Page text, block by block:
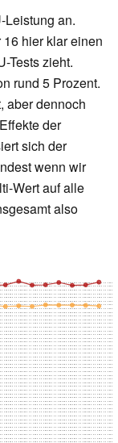
Leistung an.
hier klar einen
Tests zieht.
rund 5 Prozent.
aber dennoch
der
sich der
wenn wir
Wert auf alle
also